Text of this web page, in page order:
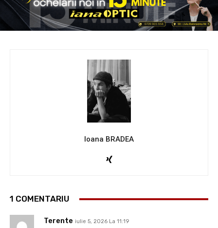
Ioana BRADEA
1 COMENTARIU
Terente iulie 5, 2026 La 11:19